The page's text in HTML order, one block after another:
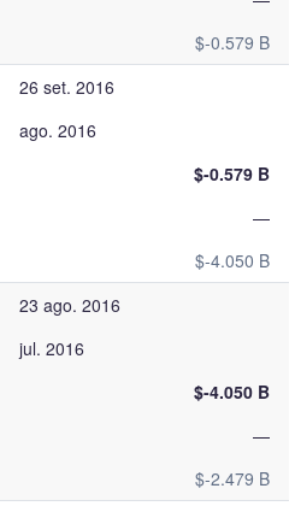
$-0.579 B
26 set. 2016
ago. 2016
$-0.579 B
—
$-4.050 B
23 ago. 2016
jul. 2016
$-4.050 B
—
$-2.479 B